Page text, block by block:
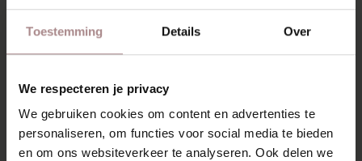
Toestemming Details Over
We respecteren je privacy
We gebruiken cookies om content en advertenties te
personaliseren, om functies voor social media te bieden
en om ons websiteverkeer te analyseren. Ook delen we
Het eikenhout wordt standaard afgewerkt met olie. De
gestoffeerde zitting en rugleuning zijn leverbaar in
KENMERKEN
VERPAKKING & MONTAGE